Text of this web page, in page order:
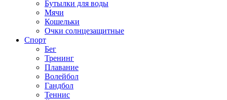
Бутылки для воды
Мячи
Кошельки
Очки солнцезащитные
Спорт
Бег
Тренинг
Плавание
Волейбол
Гандбол
Теннис